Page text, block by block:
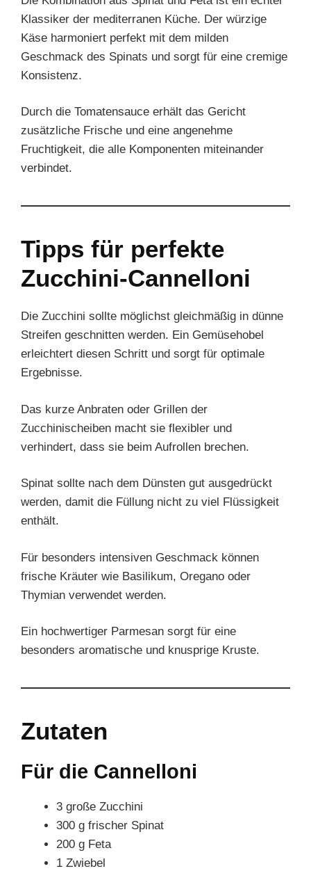
Klassiker der mediterranen Küche. Der würzige
Käse harmoniert perfekt mit dem milden
Geschmack des Spinats und sorgt für eine cremige
Konsistenz.
Durch die Tomatensauce erhält das Gericht
zusätzliche Frische und eine angenehme
Fruchtigkeit, die alle Komponenten miteinander
verbindet.
Tipps für perfekte
Zucchini-Cannelloni
Die Zucchini sollte möglichst gleichmäßig in dünne
Streifen geschnitten werden. Ein Gemüsehobel
erleichtert diesen Schritt und sorgt für optimale
Ergebnisse.
Das kurze Anbraten oder Grillen der
Zucchinischeiben macht sie flexibler und
verhindert, dass sie beim Aufrollen brechen.
Spinat sollte nach dem Dünsten gut ausgedrückt
werden, damit die Füllung nicht zu viel Flüssigkeit
enthält.
Für besonders intensiven Geschmack können
frische Kräuter wie Basilikum, Oregano oder
Thymian verwendet werden.
Ein hochwertiger Parmesan sorgt für eine
besonders aromatische und knusprige Kruste.
Zutaten
Für die Cannelloni
3 große Zucchini
300 g frischer Spinat
200 g Feta
1 Zwiebel